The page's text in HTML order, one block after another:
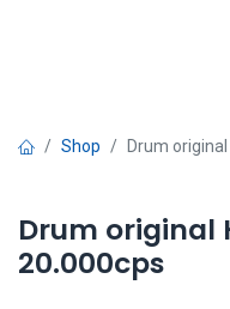
Shop Drum
Drum original
20.000cps